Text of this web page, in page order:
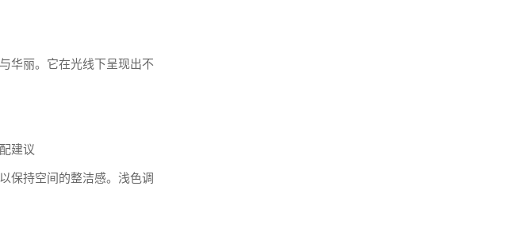
华丽。它在光线下呈现出不
建议
保持空间的整洁感。浅色调